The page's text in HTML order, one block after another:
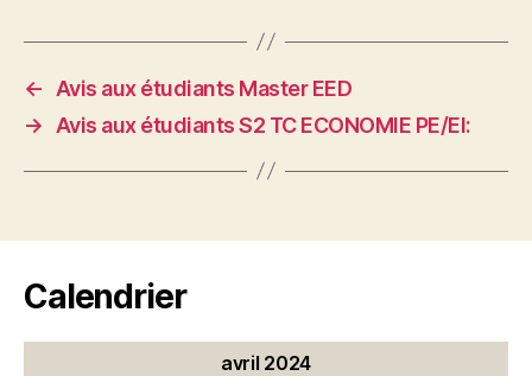
←
Avis aux étudiants Master EED
→
Avis aux étudiants S2 TC ECONOMIE PE/EI:
Calendrier
avril 2024